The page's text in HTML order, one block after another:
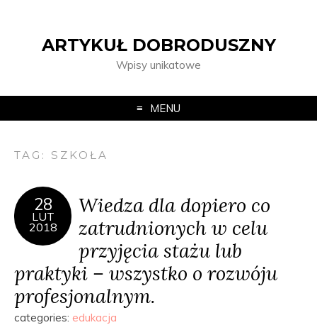
ARTYKUŁ DOBRODUSZNY
Wpisy unikatowe
MENU
TAG: SZKOŁA
28
LUT
2018
Wiedza dla dopiero co
zatrudnionych w celu
przyjęcia stażu lub
praktyki – wszystko o rozwóju
profesjonalnym.
categories: edukacja